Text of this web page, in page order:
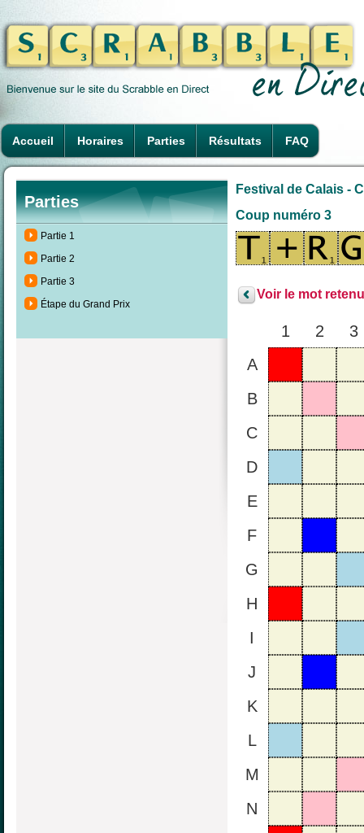
Accueil Horaires Parties Résultats FAQ
Parties
Partie 1
Partie 2
Partie 3
Étape du Grand Prix
Festival de Calais -
Coup numéro 3
Voir le mot
1 2
3
A
B
C
D
E
F
G
H
I
J
K
L
M
N